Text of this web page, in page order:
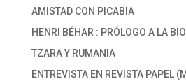
AMISTAD CON PICABIA
HENRI BÉHAR : PRÓLOGO A LA
TZARA Y RUMANIA
ENTREVISTA EN REVISTA PAPEL